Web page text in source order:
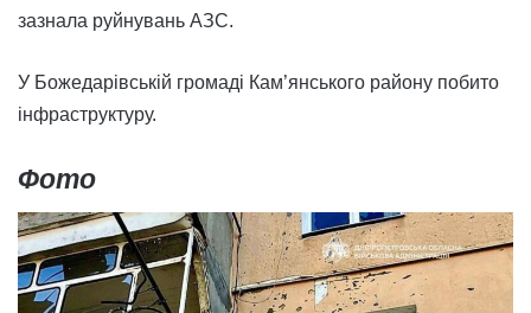
зазнала руйнувань АЗС.
У Божедарівській громаді Кам’янського району побито
інфраструктуру.
Фото